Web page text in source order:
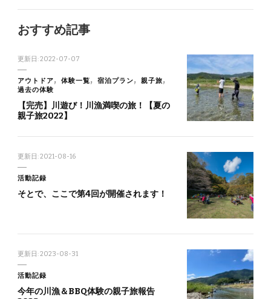
おすすめ記事
更新日:2022-07-07
アウトドア 体験一覧 宿泊プラン
親子旅
過去の体験
【完売】川遊び！川漁満喫の旅！【夏の
親子旅2022】
更新日:2021-08-16
活動記録
そとで、ここで第4回が開催されます！
更新日:2023-08-31
活動記録
今年の川漁＆BBQ体験の親子旅報告